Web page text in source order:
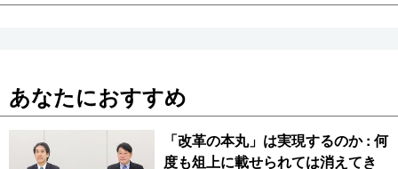
あなたにおすすめ
「改革の本丸」は実現するのか : 何
度も俎上に載せられては消えてき